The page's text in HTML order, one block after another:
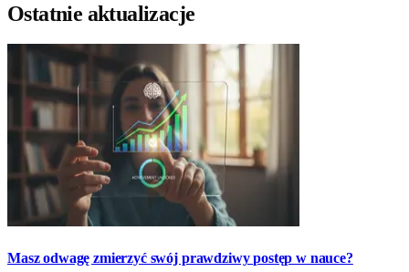
Ostatnie aktualizacje
Masz odwagę zmierzyć swój prawdziwy postęp w nauce?